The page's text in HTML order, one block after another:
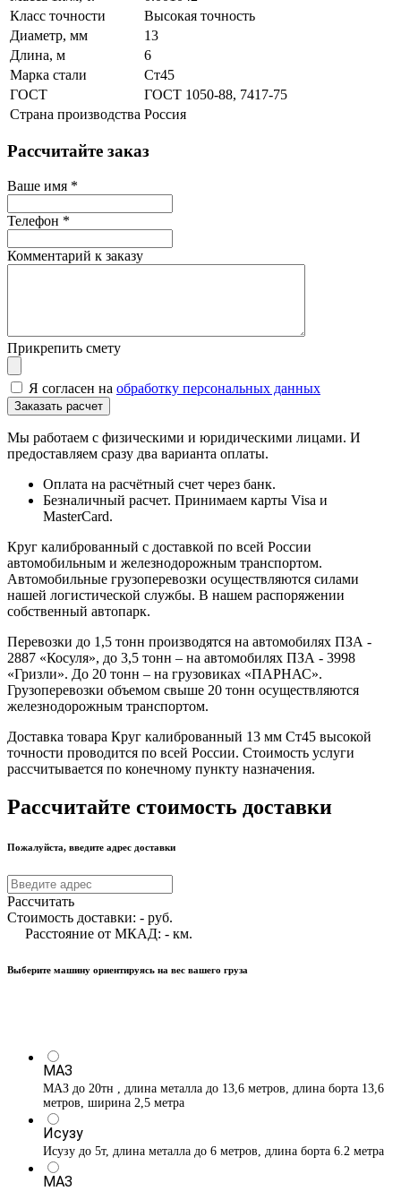
Класс точности
Высокая точность
Диаметр, мм
13
Длина, м
6
Марка стали
Ст45
ГОСТ
ГОСТ 1050-88, 7417-75
Страна производства Россия
Рассчитайте заказ
Ваше имя *
Телефон *
Комментарий к заказу
Прикрепить смету
Я согласен на обработку персональных данных
Мы работаем с физическими и юридическими лицами. И
предоставляем сразу два варианта оплаты.
Оплата на расчётный счет через банк.
Безналичный расчет. Принимаем карты Visa и
MasterCard.
Круг калиброванный с доставкой по всей России
автомобильным и железнодорожным транспортом.
Автомобильные грузоперевозки осуществляются силами
нашей логистической службы. В нашем распоряжении
собственный автопарк.
Перевозки до 1,5 тонн производятся на автомобилях ПЗА -
2887 «Косуля», до 3,5 тонн – на автомобилях ПЗА - 3998
«Гризли». До 20 тонн – на грузовиках «ПАРНАС».
Грузоперевозки объемом свыше 20 тонн осуществляются
железнодорожным транспортом.
Доставка товара Круг калиброванный 13 мм Ст45 высокой
точности проводится по всей России. Стоимость услуги
рассчитывается по конечному пункту назначения.
Рассчитайте стоимость доставки
Пожалуйста, введите адрес доставки
Рассчитать
Стоимость доставки: - руб.
Расстояние от МКАД: - км.
Выберите машину ориентируясь на вес вашего груза
МАЗ
МАЗ до 20тн , длина металла до 13,6 метров, длина борта 13,6
метров, ширина 2,5 метра
Исузу
Исузу до 5т, длина металла до 6 метров, длина борта 6.2 метра
МАЗ